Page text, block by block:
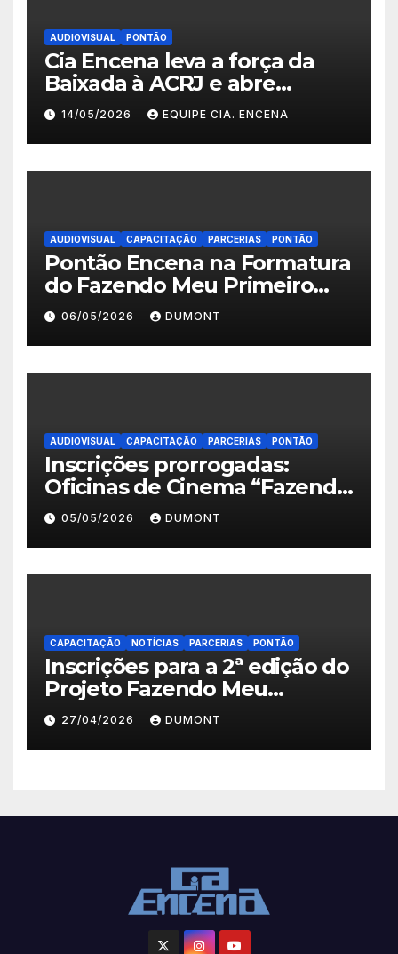
AUDIOVISUAL PONTÃO
Cia Encena leva a força da
Baixada à ACRJ e abre
inscrições para a 2ª turma do
Fazendo Meu Primeiro Filme”
em Nova Iguaçu
14/05/2026 EQUIPE CIA. ENCENA
AUDIOVISUAL CAPACITAÇÃO PARCERIAS PONTÃO
Pontão Encena na Formatura
do Fazendo Meu Primeiro
Filme no Degase Belford
Roxo e reforça as inscrições
abertas em Nova Iguaçu
06/05/2026 DUMONT
AUDIOVISUAL CAPACITAÇÃO PARCERIAS PONTÃO
Inscrições prorrogadas:
Oficinas de Cinema “Fazendo
Meu Primeiro Filme” em
Nova Iguaçu seguem abertas
até 11 de maio
05/05/2026 DUMONT
CAPACITAÇÃO NOTÍCIAS PARCERIAS PONTÃO
Inscrições para a 2ª edição do
Projeto Fazendo Meu
Primeiro Filme em Nova
Iguaçu
27/04/2026 DUMONT